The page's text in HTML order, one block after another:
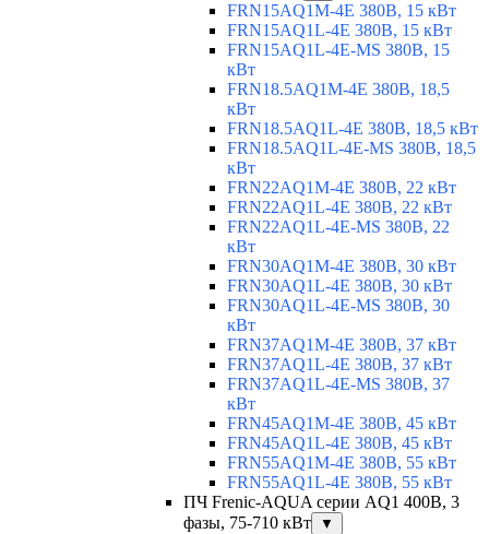
FRN15AQ1M-4E 380В, 15 кВт
FRN15AQ1L-4E 380В, 15 кВт
FRN15AQ1L-4E-MS 380В, 15
кВт
FRN18.5AQ1M-4E 380В, 18,5
кВт
FRN18.5AQ1L-4E 380В, 18,5 кВт
FRN18.5AQ1L-4E-MS 380В, 18,5
кВт
FRN22AQ1M-4E 380В, 22 кВт
FRN22AQ1L-4E 380В, 22 кВт
FRN22AQ1L-4E-MS 380В, 22
кВт
FRN30AQ1M-4E 380В, 30 кВт
FRN30AQ1L-4E 380В, 30 кВт
FRN30AQ1L-4E-MS 380В, 30
кВт
FRN37AQ1M-4E 380В, 37 кВт
FRN37AQ1L-4E 380В, 37 кВт
FRN37AQ1L-4E-MS 380В, 37
кВт
FRN45AQ1M-4E 380В, 45 кВт
FRN45AQ1L-4E 380В, 45 кВт
FRN55AQ1M-4E 380В, 55 кВт
FRN55AQ1L-4E 380В, 55 кВт
ПЧ Frenic-AQUA серии AQ1 400В, 3
фазы, 75-710 кВт
▼